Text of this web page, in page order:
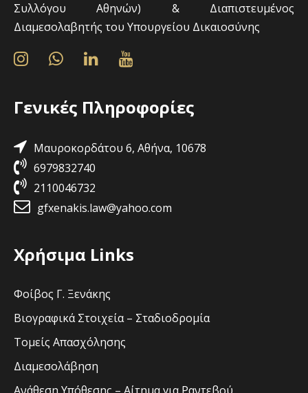
Συλλόγου Αθηνών) & Διαπιστευμένος
Διαμεσολαβητής του Υπουργείου Δικαιοσύνης
Γενικές Πληροφορίες
Μαυροκορδάτου 6, Αθήνα, 10678
6979832740
2110046732
gfxenakis.law@yahoo.com
Χρήσιμα Links
Φοίβος Γ. Ξενάκης
Βιογραφικά Στοιχεία – Σταδιοδρομία
Τομείς Απασχόλησης
Διαμεσολάβηση